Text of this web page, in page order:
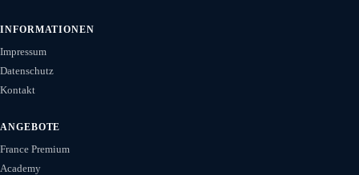
INFORMATIONEN
Impressum
Datenschutz
Kontakt
ANGEBOTE
France Premium
Academy